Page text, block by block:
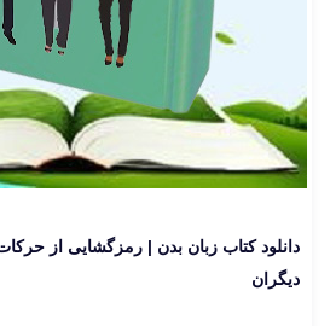
دانلود کتاب زبان بدن | رمزگشایی از
دیگران